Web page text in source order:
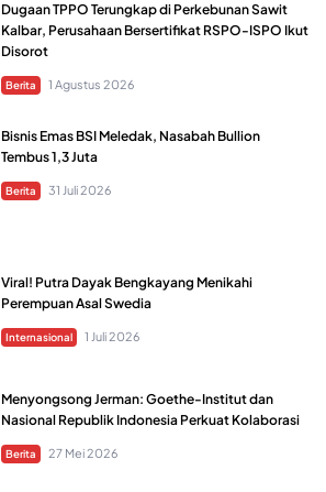
Dugaan TPPO Terungkap di Perkebunan Sawit
Kalbar, Perusahaan Bersertifikat RSPO-ISPO Ikut
Disorot
Berita 1 Agustus 2026
Bisnis Emas BSI Meledak, Nasabah Bullion
Tembus 1,3 Juta
Berita 31 Juli 2026
Viral! Putra Dayak Bengkayang Menikahi
Perempuan Asal Swedia
Internasional 1 Juli 2026
Menyongsong Jerman: Goethe-Institut dan
Nasional Republik Indonesia Perkuat Kolaborasi
Berita 27 Mei 2026